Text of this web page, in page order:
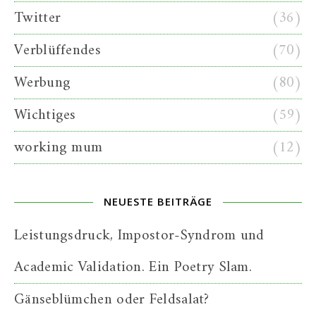
Twitter
(36)
Verblüffendes
(70)
Werbung
(80)
Wichtiges
(59)
working mum
(12)
NEUESTE BEITRÄGE
Leistungsdruck, Impostor-Syndrom und
Academic Validation. Ein Poetry Slam.
Gänseblümchen oder Feldsalat?